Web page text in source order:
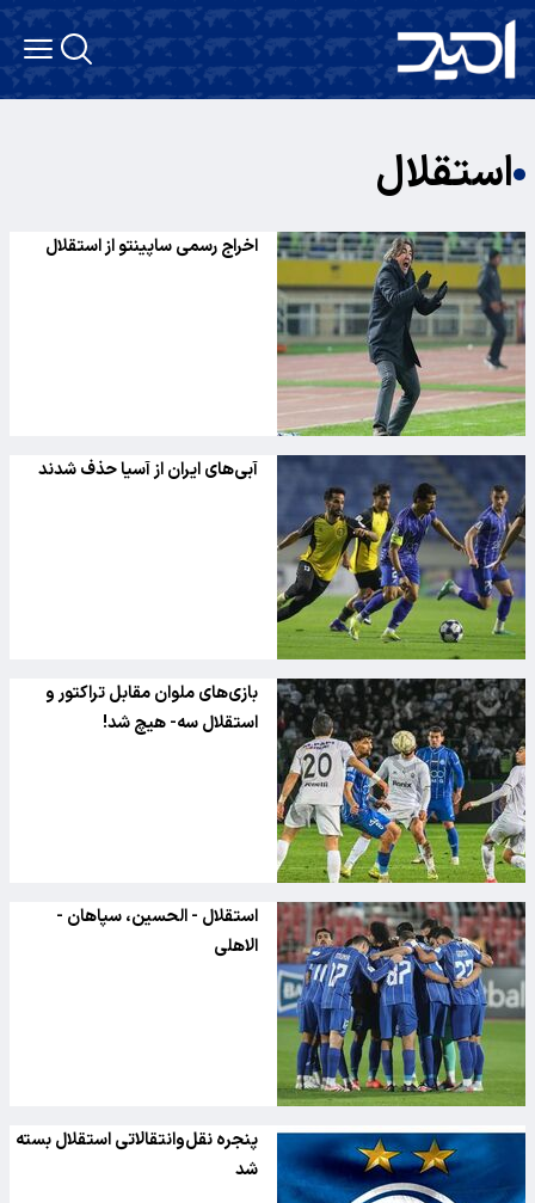
استقلال
اخراج رسمی ساپینتو از استقلال
آبی‌های ایران از آسیا حذف شدند
بازی‌های ملوان مقابل تراکتور و
استقلال سه- هیچ شد!
استقلال - الحسین، سپاهان -
الاهلی
پنجره نقل‌وانتقالاتی استقلال بسته
شد